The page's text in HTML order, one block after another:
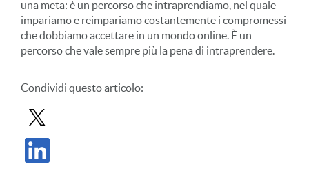
una meta: è un percorso che intraprendiamo, nel quale
impariamo e reimpariamo costantemente i compromessi
che dobbiamo accettare in un mondo online. È un
percorso che vale sempre più la pena di intraprendere.
Condividi questo articolo:
Condividi il post in X